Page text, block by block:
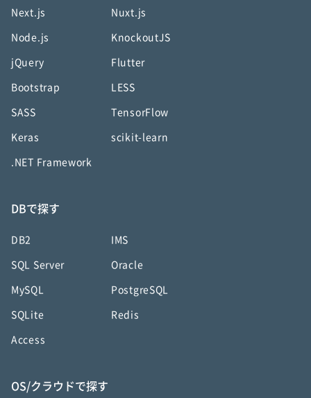
Next.js Nuxt.js
Node.js KnockoutJS
jQuery Flutter
Bootstrap LESS
SASS TensorFlow
Keras scikit-learn
.NET Framework
DBで探す
DB2 IMS
SQL Server Oracle
MySQL PostgreSQL
SQLite Redis
Access
OS/クラウドで探す